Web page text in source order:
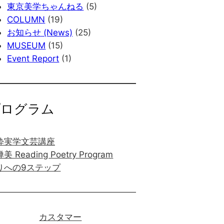
東京美学ちゃんねる (5)
COLUMN (19)
お知らせ (News) (25)
MUSEUM (15)
Event Report (1)
グラム
実学文芸講座
美 Reading Poetry Program
への9ステップ
カスタマー